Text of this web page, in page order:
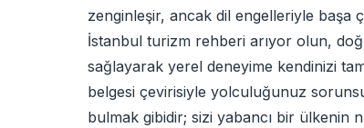
zenginleşir, ancak dil engelleriyle başa
İstanbul turizm rehberi arıyor olun,
sağlayarak yerel deneyime kendinizi
belgesi çevirisiyle yolculuğunuz
bulmak gibidir; sizi yabancı bir ülkenin